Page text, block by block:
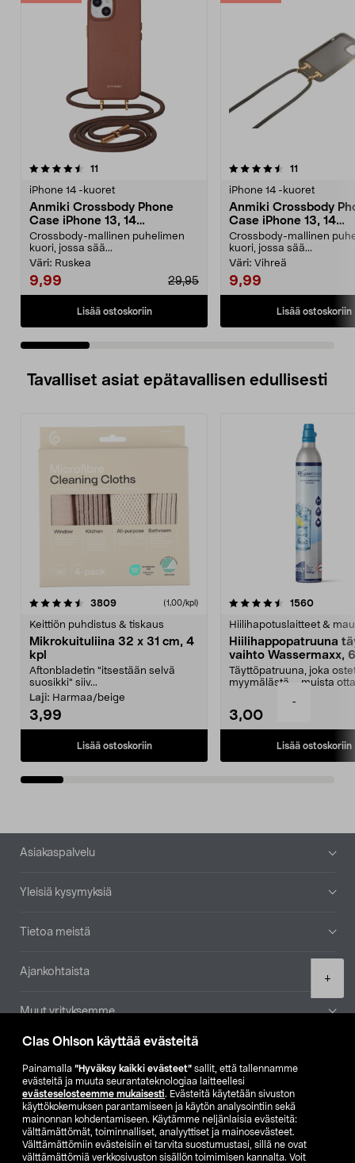
Clas Ohlson käyttää evästeitä
Painamalla ”Hyväksy kaikki evästeet” sallit, että tallennamme
evästeitä ja muuta seurantateknologiaa laitteellesi
evästeselosteemme mukaisesti. Evästeitä käytetään sivuston
käyttökokemuksen parantamiseen ja käytön analysointiin sekä
mainonnan kohdentamiseen. Käytämme neljänlaisia evästeitä:
välttämättömät, toiminnalliset, analyyttiset ja mainosevästeet.
Välttämättömiin evästeisiin ei tarvita suostumustasi, sillä ne ovat
välttämättömiä verkkosivuston sisällön toimimisen kannalta. Voit
-
+
11
iPhone 14 -kuoret
Anmiki Crossbody Phone
Case iPhone 13, 14
Suojakuori ja olkahihna
Crossbody-mallinen puhelimen
kuori, jossa sää...
Väri: Ruskea
9,99 29,95
Lisää ostoskoriin
4.5 viidestä
11
iPhone 14 -kuoret
Anmiki Crossbody
Case iPhone 13, 14
Suojakuori ja
Crossbody-mallinen
kuori, jossa sää...
Väri: Vihreä
9,99
Lisää ostoskoriin
4.5 viidestä
Tavalliset asiat epätavallisen edullisesti
3809arvostelut (1,00/kpl)
Keittiön puhdistus & tiskaus
Mikrokuituliina 32 x 31 cm, 4
kpl
Aftonbladetin "itsestään selvä
suosikki" siiv...
Laji: Harmaa/beige
3,99
Lisää ostoskoriin
4.5viidestä
1560
Hiilihapotuslaitteet &
Hiilihappopatruuna
vaihto Wassermaxx,
Täyttöpatruuna, joka
myymälästä – muista
3,00
Lisää ostoskoriin
4.5viidestä
Alatunniste
Asiakaspalvelu
Yleisiä kysymyksiä
Tietoa meistä
Ajankohtaista
Muut yrityksemme
Etsi myymälä
SE NO FI
FI SV